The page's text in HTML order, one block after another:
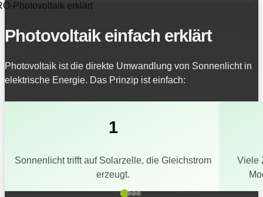
Photovoltaik erklärt
Photovoltaik einfach erklärt
Photovoltaik ist die direkte Umwandlung von Sonnenlicht in
elektrische Energie. Das Prinzip ist einfach:
1
Sonnenlicht trifft auf Solarzelle, die Gleichstrom
erzeugt.
Viele